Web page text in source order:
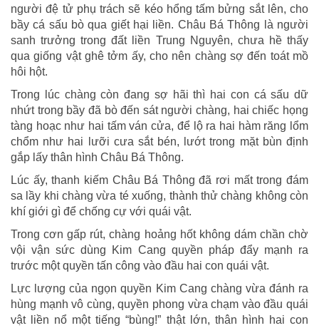
người đệ tử phụ trách sẽ kéo hổng tấm bửng sắt lên, cho
bầy cá sấu bò qua giết hại liền. Châu Bá Thông là người
sanh trưởng trong đất liền Trung Nguyên, chưa hề thấy
qua giống vật ghê tởm ấy, cho nên chàng sợ đến toát mồ
hôi hột.
Trong lúc chàng còn đang sợ hãi thì hai con cá sấu dữ
nhứt trong bầy đã bò đến sát người chàng, hai chiếc họng
tàng hoạc như hai tấm ván cửa, để lộ ra hai hàm răng lổm
chổm như hai lưỡi cưa sắt bén, lướt trong mặt bùn định
gắp lấy thân hình Châu Bá Thông.
Lúc ấy, thanh kiếm Châu Bá Thông đã rơi mất trong đám
sa lầy khi chàng vừa té xuống, thành thử chàng không còn
khí giới gì để chống cự với quái vật.
Trong cơn gấp rút, chàng hoảng hốt không dám chần chờ
vội vận sức dùng Kim Cang quyền pháp đẩy mạnh ra
trước một quyền tấn công vào đầu hai con quái vật.
Lực lượng của ngọn quyền Kim Cang chàng vừa đánh ra
hùng mạnh vô cùng, quyền phong vừa chạm vào đầu quái
vật liền nổ một tiếng “bùng!” thật lớn, thân hình hai con